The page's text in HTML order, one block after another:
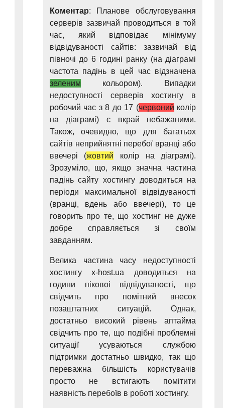
Коментар: Планове обслуговування
серверів зазвичай проводиться в той
час, який відповідає мінімуму
відвідуваності сайтів: зазвичай від
півночі до 6 годині ранку (на діаграмі
частота падінь в цей час відзначена
зеленим кольором). Випадки
недоступності серверів хостингу в
робочий час з 8 до 17 (червоний колір
на діаграмі) є вкрай небажаними.
Також, очевидно, що для багатьох
сайтів неприйнятні перебої вранці або
ввечері (жовтий колір на діаграмі).
Зрозуміло, що, якщо значна частина
падінь сайту хостингу доводиться на
періоди максимальної відвідуваності
(вранці, вдень або ввечері), то це
говорить про те, що хостинг не дуже
добре справляється зі своїм
завданням.
Велика частина часу недоступності
хостингу x-host.ua доводиться на
години піковоі відвідуваності, що
свідчить про помітний внесок
позаштатних ситуацій. Однак,
достатньо високий рівень аптайма
свідчить про те, що подібні проблемні
ситуації усуваються службою
підтримки достатньо швидко, так що
переважна більшість користувачів
просто не встигають помітити
наявність перебоїв в роботі хостингу.